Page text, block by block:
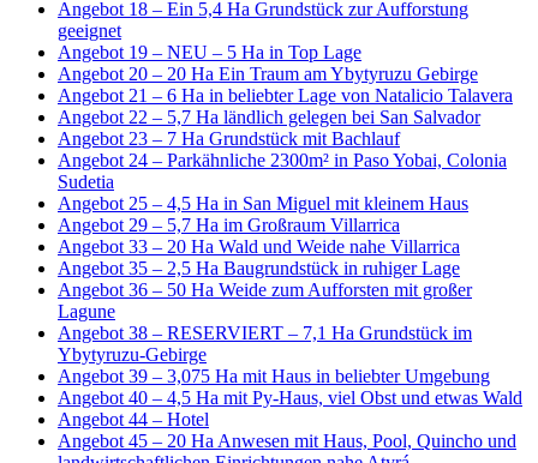
Angebot 18 – Ein 5,4 Ha Grundstück zur Aufforstung
geeignet
Angebot 19 – NEU – 5 Ha in Top Lage
Angebot 20 – 20 Ha Ein Traum am Ybytyruzu Gebirge
Angebot 21 – 6 Ha in beliebter Lage von Natalicio Talavera
Angebot 22 – 5,7 Ha ländlich gelegen bei San Salvador
Angebot 23 – 7 Ha Grundstück mit Bachlauf
Angebot 24 – Parkähnliche 2300m² in Paso Yobai, Colonia
Sudetia
Angebot 25 – 4,5 Ha in San Miguel mit kleinem Haus
Angebot 29 – 5,7 Ha im Großraum Villarrica
Angebot 33 – 20 Ha Wald und Weide nahe Villarrica
Angebot 35 – 2,5 Ha Baugrundstück in ruhiger Lage
Angebot 36 – 50 Ha Weide zum Aufforsten mit großer
Lagune
Angebot 38 – RESERVIERT – 7,1 Ha Grundstück im
Ybytyruzu-Gebirge
Angebot 39 – 3,075 Ha mit Haus in beliebter Umgebung
Angebot 40 – 4,5 Ha mit Py-Haus, viel Obst und etwas Wald
Angebot 44 – Hotel
Angebot 45 – 20 Ha Anwesen mit Haus, Pool, Quincho und